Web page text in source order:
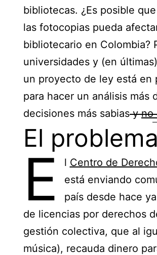
bibliotecas. ¿Es posible
las fotocopias pueda
bibliotecario en Colombia?
universidades y (en
un proyecto de ley está en
para hacer un análisis más
decisiones más sabiasyno
El
E l Centro de
está enviando
país desde hace
de licencias por derechos
gestión colectiva, que al
música), recauda dinero